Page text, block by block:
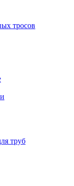
тросов
труб